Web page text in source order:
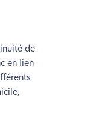
vous
de
en lien